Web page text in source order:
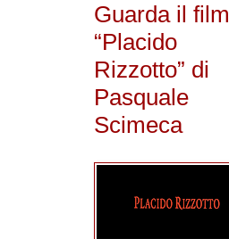
Guarda il film
“Placido
Rizzotto” di
Pasquale
Scimeca